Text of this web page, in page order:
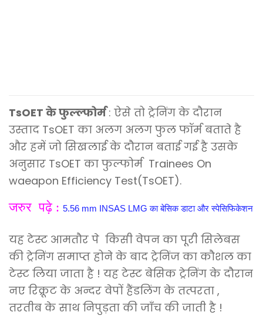
TsOET के फुल्ल्फोर्म: ऐसे तो ट्रेनिंग के दौरान
उस्ताद TsOET का अलग अलग फुल फॉर्म बताते है
और हमें जो सिखलाई के दौरान बताई गई है उसके
अनुसार TsOET का फुल्फोर्म Trainees On
waeapon Efficiency Test(TsOET).
जरुर पढ़े : 5.56 mm INSAS LMG का बेसिक डाटा और स्पेसिफिकेशन
यह टेस्ट आमतौर पे किसी वेपन का पूरी सिलेबस
की ट्रेनिंग समाप्त होने के बाद ट्रेनिंज का कौशल का
टेस्ट लिया जाता है ! यह टेस्ट बेसिक ट्रेनिंग के दौरान
नए रिक्रूट के अन्दर वेपों हैंडलिंग के तत्परता ,
तरतीब के साथ निपुड़ता की जाँच की जाती है !